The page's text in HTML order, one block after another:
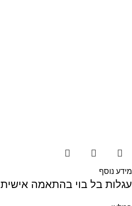
מידע נוסף
עגלות בל בוי בהתאמה אישית